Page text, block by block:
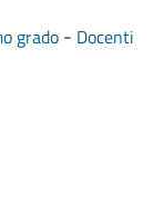
grado - Docenti